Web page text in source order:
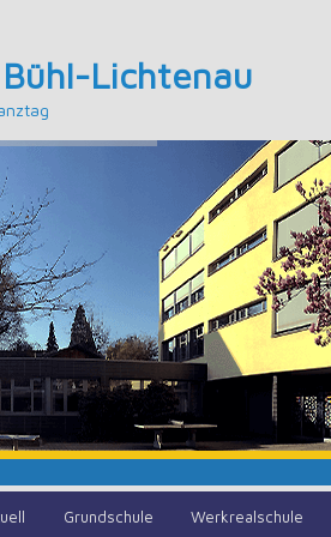
Lichtenau
Grundschule Werkrealschule